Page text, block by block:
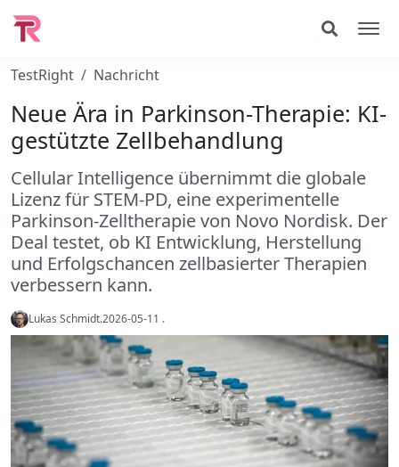
TestRight Nachricht
Neue Ära in Parkinson-Therapie: KI-
gestützte Zellbehandlung
Cellular Intelligence übernimmt die globale
Lizenz für STEM-PD, eine experimentelle
Parkinson-Zelltherapie von Novo Nordisk. Der
Deal testet, ob KI Entwicklung, Herstellung
und Erfolgschancen zellbasierter Therapien
verbessern kann.
Lukas Schmidt.2026-05-11 .